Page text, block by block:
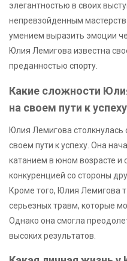
элегантностью в своих
непревзойденным
умением выразить эмоции
Юлия Лемигова известна
преданностью спорту.
Какие сложности
на своем пути к
Юлия Лемигова
своем пути к успеху. Она
катанием в юном возрасте и
конкуренцией со стороны
Кроме того, Юлия Лемигова
серьезных травм, которые
Однако она смогла
высоких результатов.